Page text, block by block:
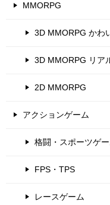
MMORPG
3D MMORPG かわ
3D MMORPG リア
2D MMORPG
アクションゲーム
格闘・スポーツゲ
FPS・TPS
レースゲーム